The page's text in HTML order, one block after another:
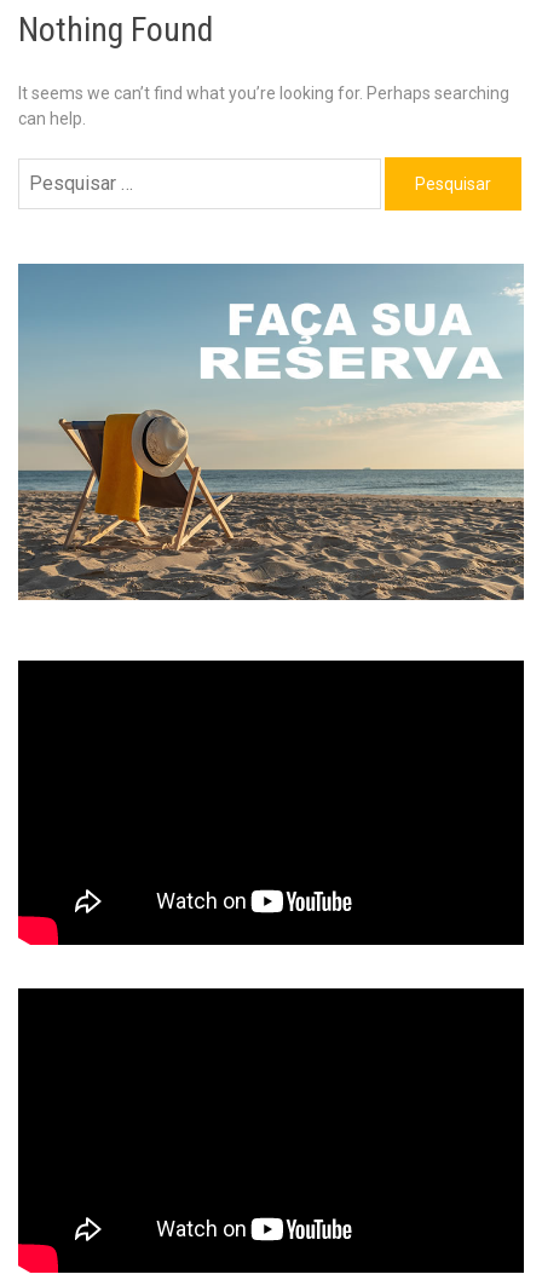
Nothing Found
It seems we can’t find what you’re looking for. Perhaps searching
can help.
por: